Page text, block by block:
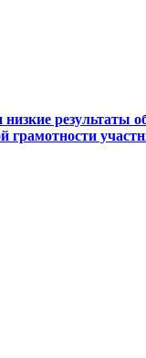
результаты
грамотности